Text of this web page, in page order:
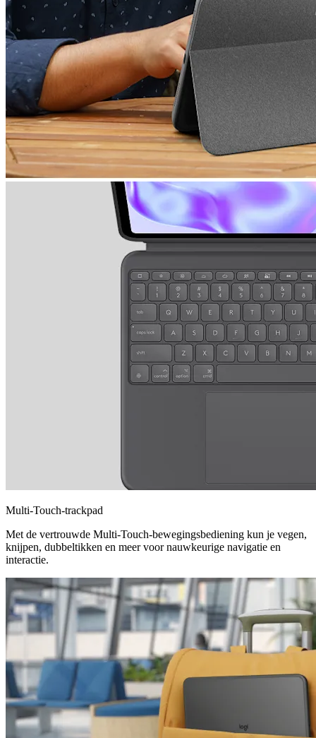
Multi-Touch-trackpad
Met de vertrouwde Multi-Touch-bewegingsbediening kun je vegen,
knijpen, dubbeltikken en meer voor nauwkeurige navigatie en
interactie.